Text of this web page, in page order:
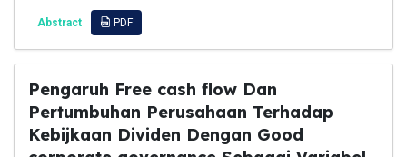
Abstract PDF
Pengaruh Free cash flow Dan
Pertumbuhan Perusahaan Terhadap
Kebijkaan Dividen Dengan Good